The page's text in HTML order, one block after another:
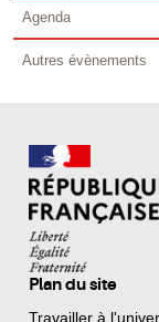
Agenda
Autres évènements
Plan du site
Travailler à